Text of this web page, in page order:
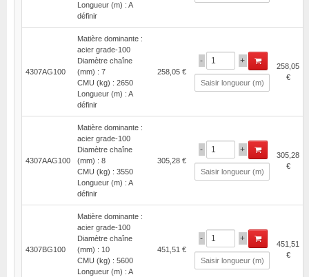
Longueur (m) : A
définir
4307AG100
Matière dominante :
acier grade-100
Diamètre chaîne
(mm) : 7
CMU (kg) : 2650
Longueur (m) : A
définir
258,05 €
- +
258,05
€
4307AAG100
Matière dominante :
acier grade-100
Diamètre chaîne
(mm) : 8
CMU (kg) : 3550
Longueur (m) : A
définir
305,28 €
- +
305,28
€
4307BG100
Matière dominante :
acier grade-100
Diamètre chaîne
(mm) : 10
CMU (kg) : 5600
Longueur (m) : A
451,51 €
- +
451,51
€